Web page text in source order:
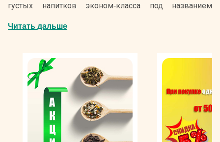
густых напитков эконом-класса под названием
позиции на международном рынке. Однако в этом нет
Они содержат только натуральные ингредиенты,
однако вместо сахара используется глюкоза, что,
однако, ничуть не умоляет высокого качества
сладкого напитка Монин-Кедди. Французский
деликатес изготавливается из экологически чистых
продуктов – фруктов, овощей, бобов и орехов – путем
прямого отжима. Все ингредиенты проходят
Читать дальше